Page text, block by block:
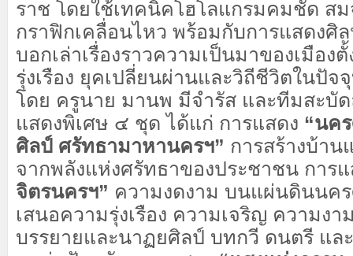
ราช โดยใช้เทคนิคโฮโลแกรมคมชัด สม
กราฟิกเคลื่อนไหว พร้อมกับการแสดงศิ
บอกเล่าเรื่องราวความเป็นมาของเมือง
รุ่งเรือง ยุคเปลี่ยนผ่านและวิถีชีวิตในปัจ
โดย ครูนาย มานพ มีจำรัส และทีมสะบัด
แสดงพิเศษ ๔ ชุด ได้แก่ การแสดง “นค
ศิลป์ ศรัทธามาหานครฯ” การสร้างบ้าน
จากพลังแห่งศรัทธาของประชาชน การ
จิตรนครฯ” ความงดงาม บนแผ่นดินนค
เสนอความรุ่งเรือง ความเจริญ ความงา
บรรยายและนาฏยศิลป์ บทกวี ดนตรี แล